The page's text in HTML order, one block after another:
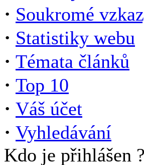
· Soukromé
· Statistiky webu
· Témata článků
· Top 10
· Váš účet
· Vyhledávání
Kdo je přihlášen ?